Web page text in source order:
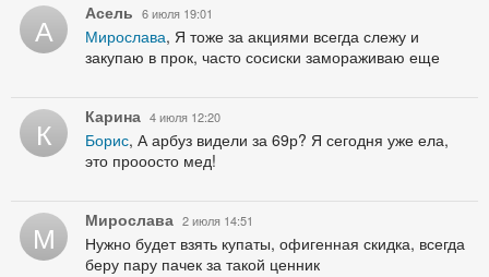
А Асель 6 июля 19:01
Мирослава, Я тоже за акциями всегда слежу и
закупаю в прок, часто сосиски замораживаю еще
К Карина 4 июля 12:20
Борис, А арбуз видели за 69р? Я сегодня уже ела,
это прооосто мед!
М Мирослава 2 июля 14:51
Нужно будет взять купаты, офигенная скидка, всегда
беру пару пачек за такой ценник